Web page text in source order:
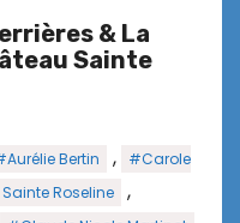
& La
Sainte
Bertin ,
#Carole
Roseline ,